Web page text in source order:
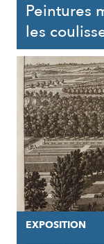
Peintures
les
EXPOSITION